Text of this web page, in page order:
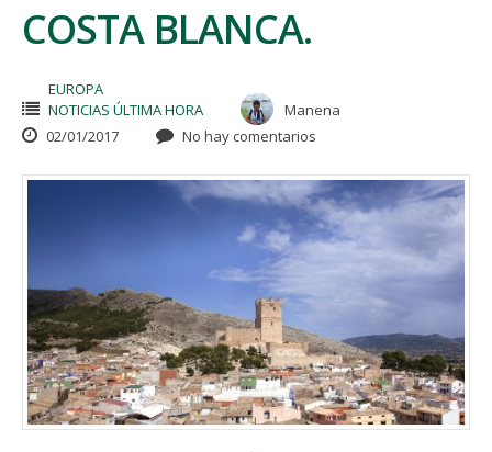
COSTA BLANCA.
EUROPA
NOTICIAS ÚLTIMA HORA
Manena
02/01/2017
No hay comentarios